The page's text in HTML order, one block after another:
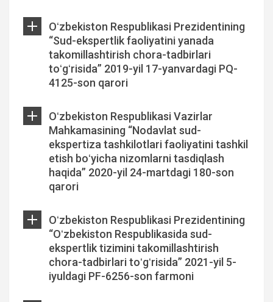
Oʻzbekiston Respublikasi Prezidentining
“Sud-ekspertlik faoliyatini yanada
takomillashtirish chora-tadbirlari
toʻgʻrisida” 2019-yil 17-yanvardagi PQ-
4125-son qarori
Oʻzbekiston Respublikasi Vazirlar
Mahkamasining “Nodavlat sud-
ekspertiza tashkilotlari faoliyatini tashkil
etish boʻyicha nizomlarni tasdiqlash
haqida” 2020-yil 24-martdagi 180-son
qarori
Oʻzbekiston Respublikasi Prezidentining
“Oʻzbekiston Respublikasida sud-
ekspertlik tizimini takomillashtirish
chora-tadbirlari toʻgʻrisida” 2021-yil 5-
iyuldagi PF-6256-son farmoni